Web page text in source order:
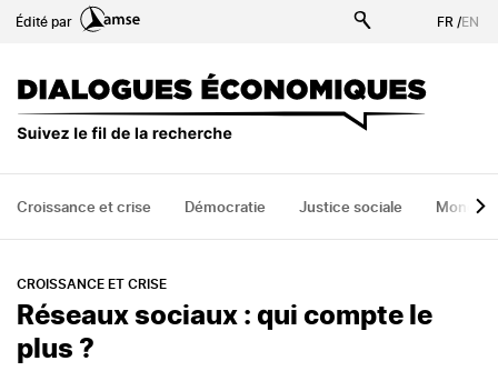
au
FR /EN
Édité par
Croissance et crise Démocratie Justice sociale Monde
CROISSANCE ET CRISE
Réseaux sociaux : qui compte le
plus ?